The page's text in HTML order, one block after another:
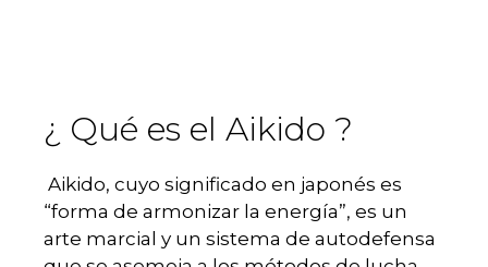
¿ Qué es el Aikido ?
Aikido, cuyo significado en japonés es
“forma de armonizar la energía”, es un
arte marcial y un sistema de autodefensa